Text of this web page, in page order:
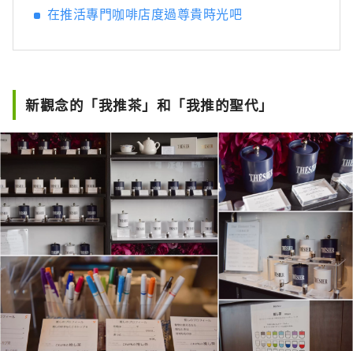
在推活專門咖啡店度過尊貴時光吧
新觀念的「我推茶」和「我推的聖代」